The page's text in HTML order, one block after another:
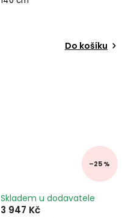
Do košíku
–25 %
Skladem u dodavatele
3 947 Kč